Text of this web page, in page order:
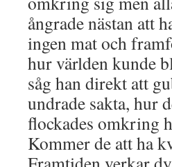
ångrade nästan att
ingen mat och
hur världen kunde
såg han direkt att
undrade sakta, hur
flockades omkring
Kommer de att ha